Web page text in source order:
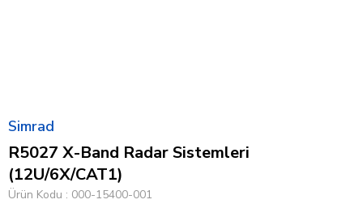
Simrad
R5027 X-Band Radar Sistemleri
(12U/6X/CAT1)
Ürün Kodu 000-15400-001